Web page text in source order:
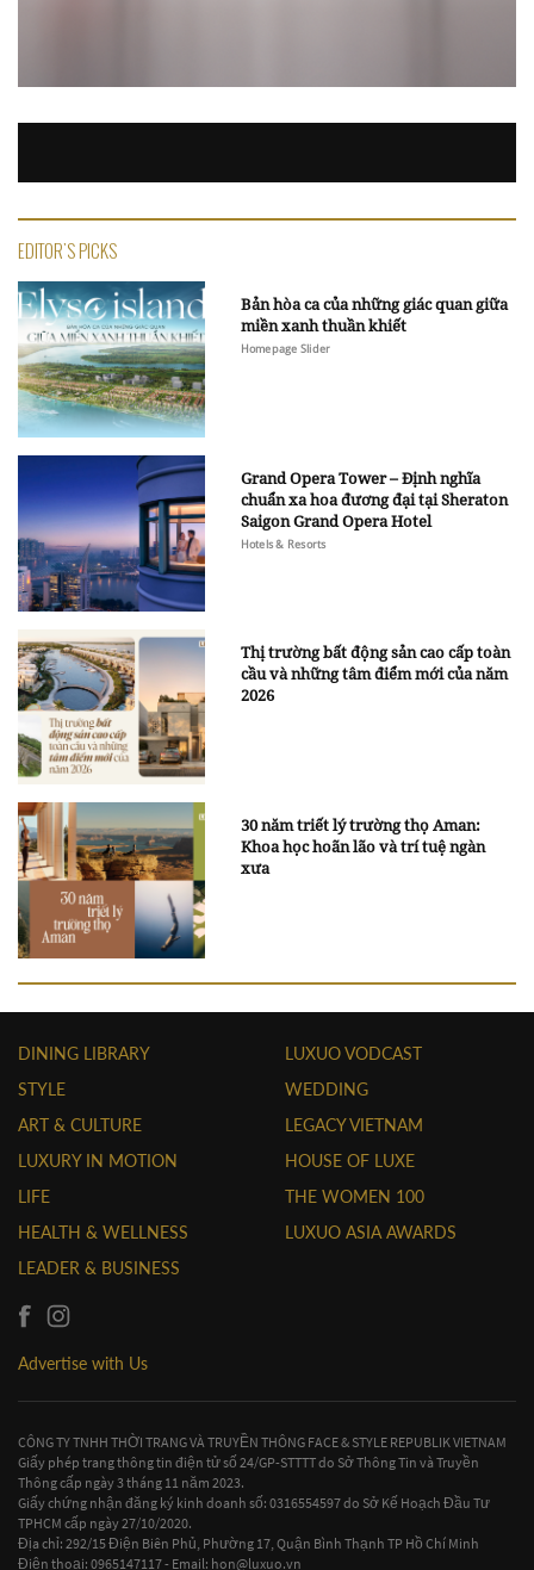
EDITOR'S PICKS
Bản hòa ca của những giác quan giữa
miền xanh thuần khiết
Homepage Slider
Grand Opera Tower – Định nghĩa
chuẩn xa hoa đương đại tại Sheraton
Saigon Grand Opera Hotel
Hotels & Resorts
Thị trường bất động sản cao cấp toàn
cầu và những tâm điểm mới của năm
2026
30 năm triết lý trường thọ Aman:
Khoa học hoãn lão và trí tuệ ngàn
xưa
DINING LIBRARY
STYLE
ART & CULTURE
LUXURY IN MOTION
LIFE
HEALTH & WELLNESS
LEADER & BUSINESS
LUXUO VODCAST
WEDDING
LEGACY VIETNAM
HOUSE OF LUXE
THE WOMEN 100
LUXUO ASIA AWARDS
Advertise with Us
CÔNG TY TNHH THỜI TRANG VÀ TRUYỀN THÔNG FACE & STYLE REPUBLIK VIETNAM
Giấy phép trang thông tin điện tử số 24/GP-STTTT do Sở Thông Tin và Truyền
Thông cấp ngày 3 tháng 11 năm 2023.
Giấy chứng nhận đăng ký kinh doanh số: 0316554597 do Sở Kế Hoạch Đầu Tư
TPHCM cấp ngày 27/10/2020.
Địa chỉ: 292/15 Điện Biên Phủ, Phường 17, Quận Bình Thạnh TP Hồ Chí Minh
Điện thoại: 0965147117 - Email: hon@luxuo.vn